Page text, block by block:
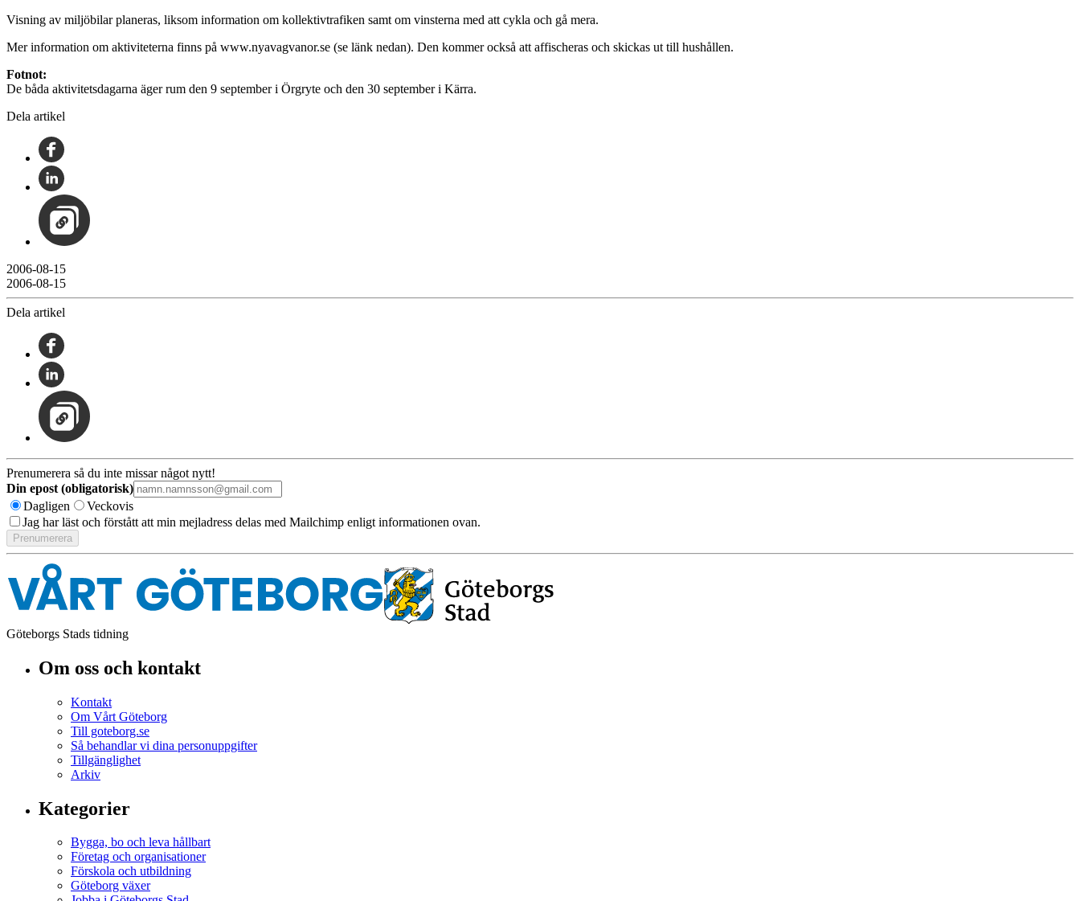
Visning av miljöbilar planeras, liksom information om kollektivtrafiken samt om vinsterna med att cykla och gå mera.
Mer information om aktiviteterna finns på www.nyavagvanor.se (se länk nedan). Den kommer också att affischeras och skickas ut till hushållen.
Fotnot:
De båda aktivitetsdagarna äger rum den 9 september i Örgryte och den 30 september i Kärra.
Dela artikel
2006-08-15
2006-08-15
Dela artikel
Prenumerera så du inte missar något nytt!
Din epost (obligatorisk)
Dagligen
Veckovis
Jag har läst och förstått att min mejladress delas med Mailchimp enligt informationen ovan.
Göteborgs Stads tidning
Om oss och kontakt
Kontakt
Om Vårt Göteborg
Till goteborg.se
Så behandlar vi dina personuppgifter
Tillgänglighet
Arkiv
Kategorier
Bygga, bo och leva hållbart
Företag och organisationer
Förskola och utbildning
Göteborg växer